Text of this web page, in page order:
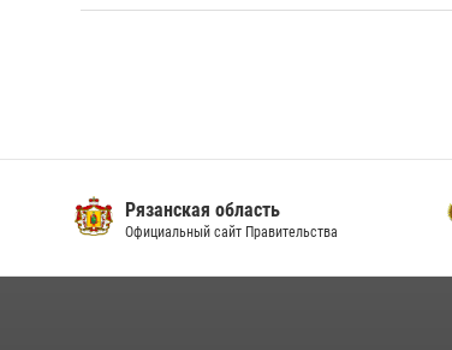
Рязанская область
Официальный сайт Правительства